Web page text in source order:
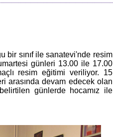
bir sınıf ile sanatevi'nde resim
günleri 13.00 ile 17.00
resim eğitimi veriliyor. 15
arasında devam edecek olan
günlerde hocamız ile